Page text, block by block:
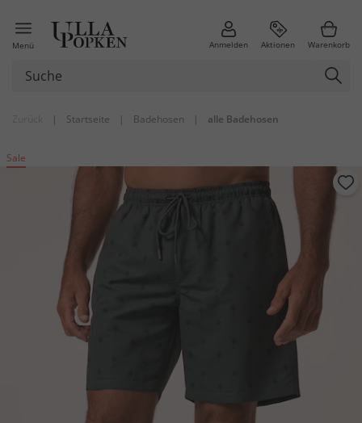
Menü Anmelden Aktionen Warenkorb
| Startseite | Badehosen | alle Badehosen
Sale